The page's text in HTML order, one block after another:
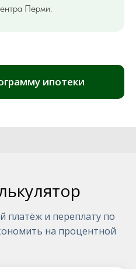
Перми.
ипотеки
платёж и переплату по
на процентной